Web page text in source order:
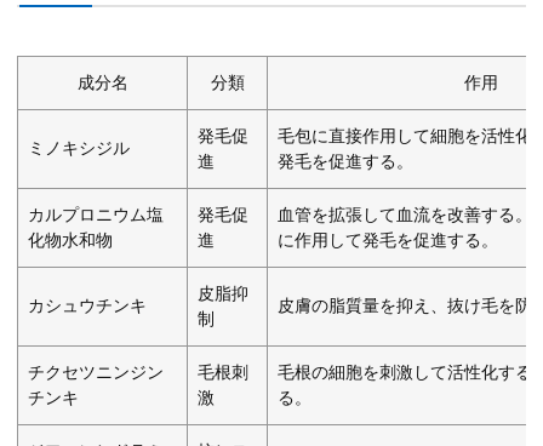
成分名 分類 作用
ミノキシジル
発毛促
進
毛包に直接作用して細胞を活性化
発毛を促進する。
カルプロニウム塩
化物水和物
発毛促
進
血管を拡張して血流を改善する。
に作用して発毛を促進する。
カシュウチンキ
皮脂抑
制
皮膚の脂質量を抑え、抜け毛を防
チクセツニンジン
チンキ
毛根刺
激
毛根の細胞を刺激して活性化する
る。